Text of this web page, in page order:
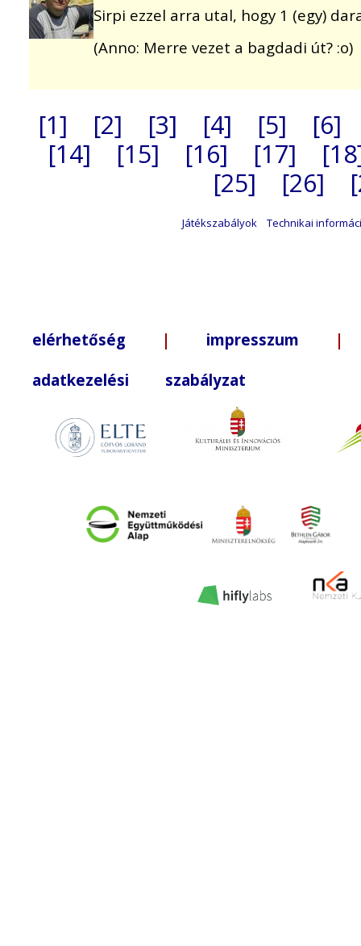
Sirpi ezzel arra utal, hogy 1 (egy)
(Anno: Merre vezet a bagdadi út? :o)
[1] [2] [3] [4] [5]
[6]
[14]
[15] [16] [17]
[25]
[26]
Játékszabályok Technikai
elérhetőség | impresszum |
adatkezelési szabályzat